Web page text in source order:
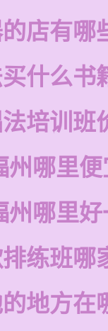
店有哪
什么书
培训班
州哪里
州哪里
练班哪
地方在